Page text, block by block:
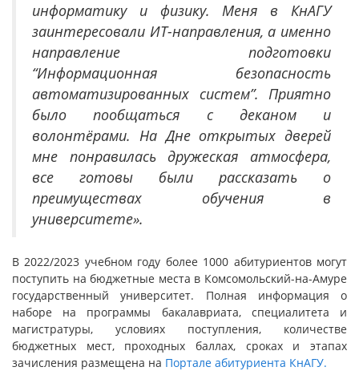
информатику и физику. Меня в КнАГУ
заинтересовали ИТ-направления, а именно
направление подготовки
“Информационная безопасность
автоматизированных систем”. Приятно
было пообщаться с деканом и
волонтёрами. На Дне открытых дверей
мне понравилась дружеская атмосфера,
все готовы были рассказать о
преимуществах обучения в
университете».
В 2022/2023 учебном году более 1000 абитуриентов могут
поступить на бюджетные места в Комсомольский-на-Амуре
государственный университет. Полная информация о
наборе на программы бакалавриата, специалитета и
магистратуры, условиях поступления, количестве
бюджетных мест, проходных баллах, сроках и этапах
зачисления размещена на Портале абитуриента КнАГУ.